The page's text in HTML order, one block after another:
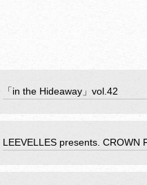
「in the Hideaway」vol.42
LEEVELLES presents. CROWN